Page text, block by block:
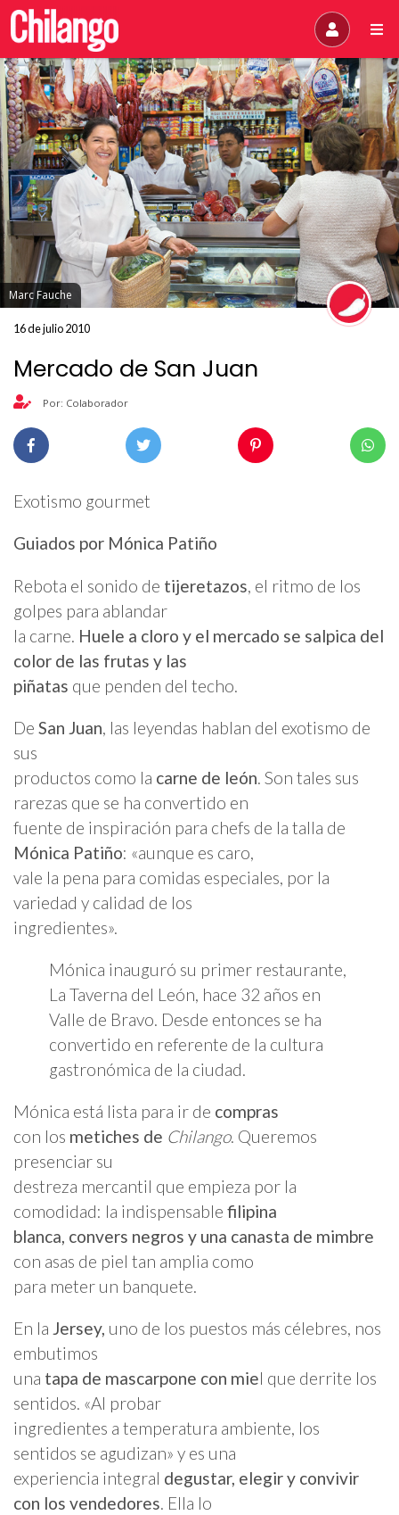
Marc Fauche
16 de julio 2010
Mercado de San Juan
Por: Colaborador
Exotismo gourmet
Guiados por Mónica Patiño
Rebota el sonido de tijeretazos, el ritmo de los
golpes para ablandar
la carne. Huele a cloro y el mercado se salpica del
color de las frutas y las
piñatas que penden del techo.
De San Juan, las leyendas hablan del exotismo de
sus
productos como la carne de león. Son tales sus
rarezas que se ha convertido en
fuente de inspiración para chefs de la talla de
Mónica Patiño: «aunque es caro,
vale la pena para comidas especiales, por la
variedad y calidad de los
ingredientes».
Mónica inauguró su primer restaurante,
La Taverna del León, hace 32 años en
Valle de Bravo. Desde entonces se ha
convertido en referente de la cultura
gastronómica de la ciudad.
Mónica está lista para ir de compras
con los metiches de Chilango. Queremos
presenciar su
destreza mercantil que empieza por la
comodidad: la indispensable filipina
blanca, convers negros y una canasta de mimbre
con asas de piel tan amplia como
para meter un banquete.
En la Jersey, uno de los puestos más célebres, nos
embutimos
una tapa de mascarpone con miel que derrite los
sentidos. «Al probar
ingredientes a temperatura ambiente, los
sentidos se agudizan» y es una
experiencia integral degustar, elegir y convivir
con los vendedores. Ella lo